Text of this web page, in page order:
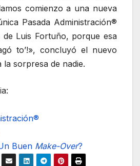
comienzo a una nueva
Pasada Administración®
Luis Fortuño, porque esa
to’!», concluyó el nuevo
sorpresa de nadie.
Buen Make-Over?